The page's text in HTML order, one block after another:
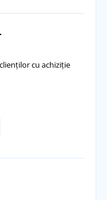
cu achiziție